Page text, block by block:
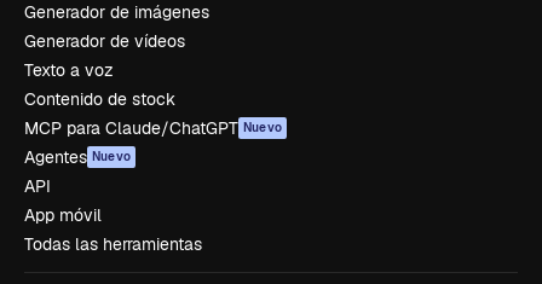
Generador de imágenes
Generador de vídeos
Texto a voz
Contenido de stock
MCP para Claude/ChatGPT Nuevo
Agentes Nuevo
API
App móvil
Todas las herramientas